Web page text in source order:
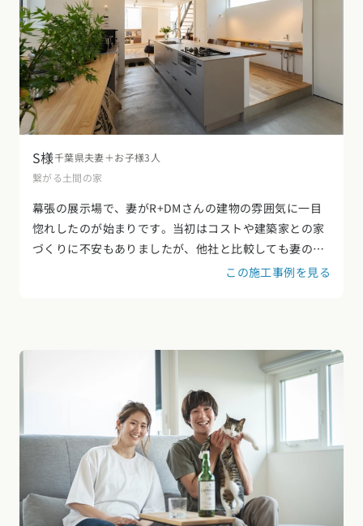
S様千葉県夫妻＋お子様3人
繋がる土間の家
幕張の展示場で、妻がR+DMさんの建物の雰囲気に一目
惚れしたのが始まりです。当初はコストや建築家との家
づくりに不安もありましたが、他社と比較しても妻の
「この家に住みたい」という想いは揺らぎませんでし
この施工事例を見る